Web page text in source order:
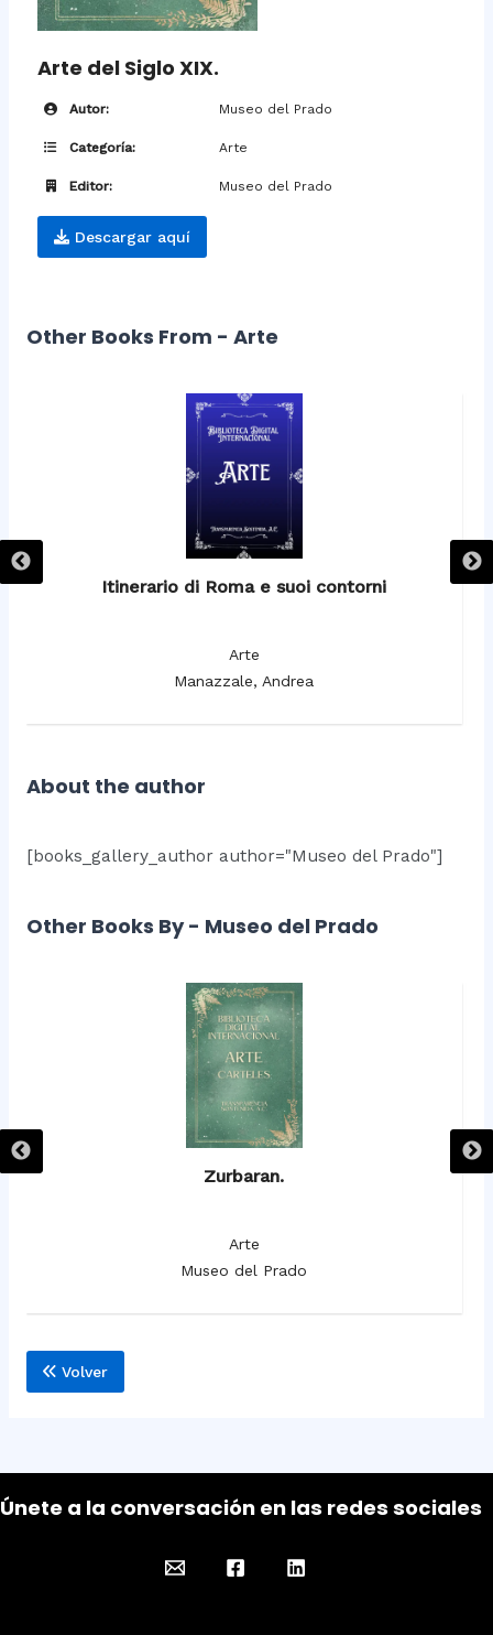
Arte del Siglo XIX.
Autor: Museo del Prado
Categoría: Arte
Editor: Museo del Prado
Descargar aquí
Other Books From - Arte
Itinerario di Roma e suoi contorni
Arte
Manazzale, Andrea
About the author
[books_gallery_author author="Museo del Prado"]
Other Books By - Museo del Prado
Zurbaran.
Arte
Museo del Prado
Volver
Únete a la conversación en las redes sociales